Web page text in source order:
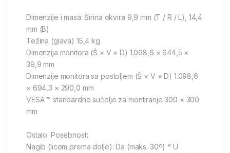
Dimenzije i masa: Širina okvira 9,9 mm (T / R / L), 14,4
mm (B)
Težina (glava) 15,4 kg
Dimenzija monitora (Š × V × D) 1.098,6 × 644,5 ×
39,9 mm
Dimenzije monitora sa postoljem (Š × V × D) 1.098,6
× 694,3 × 290,0 mm
VESA ™ standardno sučelje za montiranje 300 × 300
mm
Ostalo: Posebnost:
Nagib (licem prema dolje): Da (maks. 30º) * U